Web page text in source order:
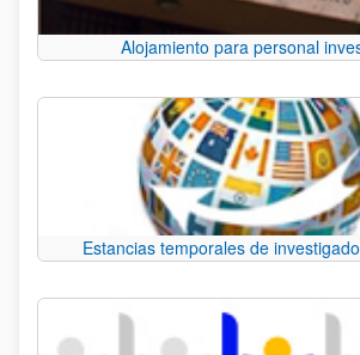
Alojamiento para personal
Estancias temporales de